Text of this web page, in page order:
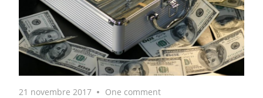
21 novembre 2017 One comment